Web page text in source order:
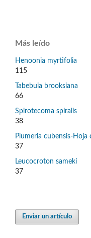
Más leído
Henoonia myrtifolia
115
Tabebuia brooksiana
66
Spirotecoma spiralis
38
Plumeria cubensis-Hoja
37
Leucocroton sameki
37
Enviar un artículo